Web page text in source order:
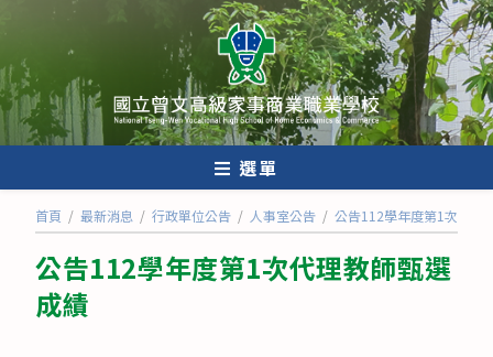
轉
至
主
要
內
選單
首頁 / 最新消息 / 行政單位公告 / 人事室公告 / 公告112學年度第1次代理
公告112學年度第1次代理教師甄選
成績